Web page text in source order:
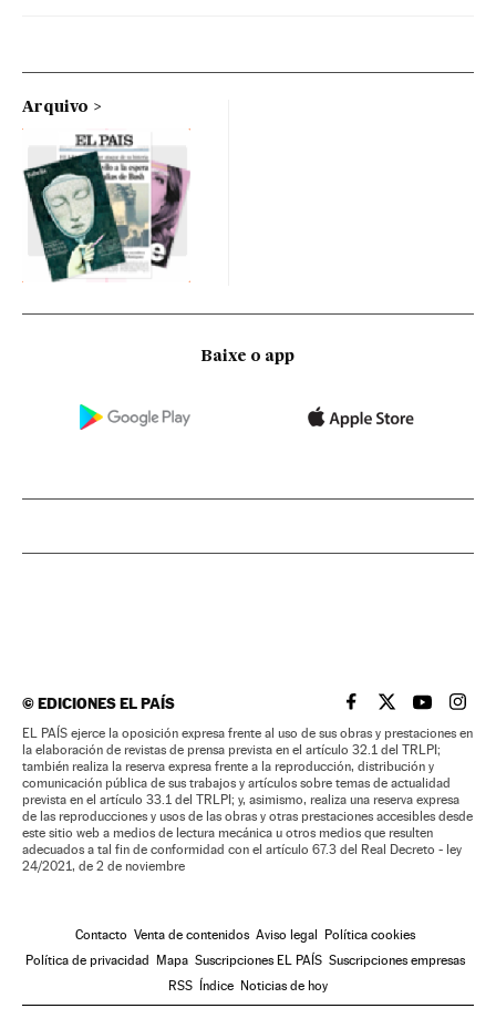
Arquivo
Baixe o app
©EDICIONES EL PAÍS EL PAÍS BRASIL EN
EL PAÍSEL PAÍS
EL
EL PAÍS ejerce la oposición expresa frente al uso de sus obras y prestaciones en
la elaboración de revistas de prensa prevista en el artículo 32.1 del TRLPI;
también realiza la reserva expresa frente a la reproducción, distribución y
comunicación pública de sus trabajos y artículos sobre temas de actualidad
prevista en el artículo 33.1 del TRLPI; y, asimismo, realiza una reserva expresa
de las reproducciones y usos de las obras y otras prestaciones accesibles desde
este sitio web a medios de lectura mecánica u otros medios que resulten
adecuados a tal fin de conformidad con el artículo 67.3 del Real Decreto - ley
24/2021, de 2 de noviembre
Contacto Venta de contenidos Aviso legal
Política cookies
Política de privacidad
Mapa Suscripciones EL PAÍS Suscripciones empresas
RSS
Índice Noticias de hoy